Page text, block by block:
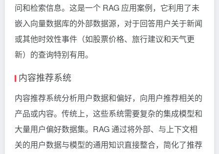
问和检索信息。这是一个 RAG 应用案例，它利用了未
嵌入向量数据库的外部数据源，对于回答用户关于新闻
或其他时效性事件（如股票价格、旅行建议和天气更
新）的查询特别有用。
内容推荐系统
内容推荐系统分析用户数据和偏好，向用户推荐相关的
产品或内容。传统上，这些系统需要复杂的集成模型和
大量用户偏好数据集。RAG 通过将外部、与上下文相
关的用户数据与模型的通用知识直接整合，简化了推荐